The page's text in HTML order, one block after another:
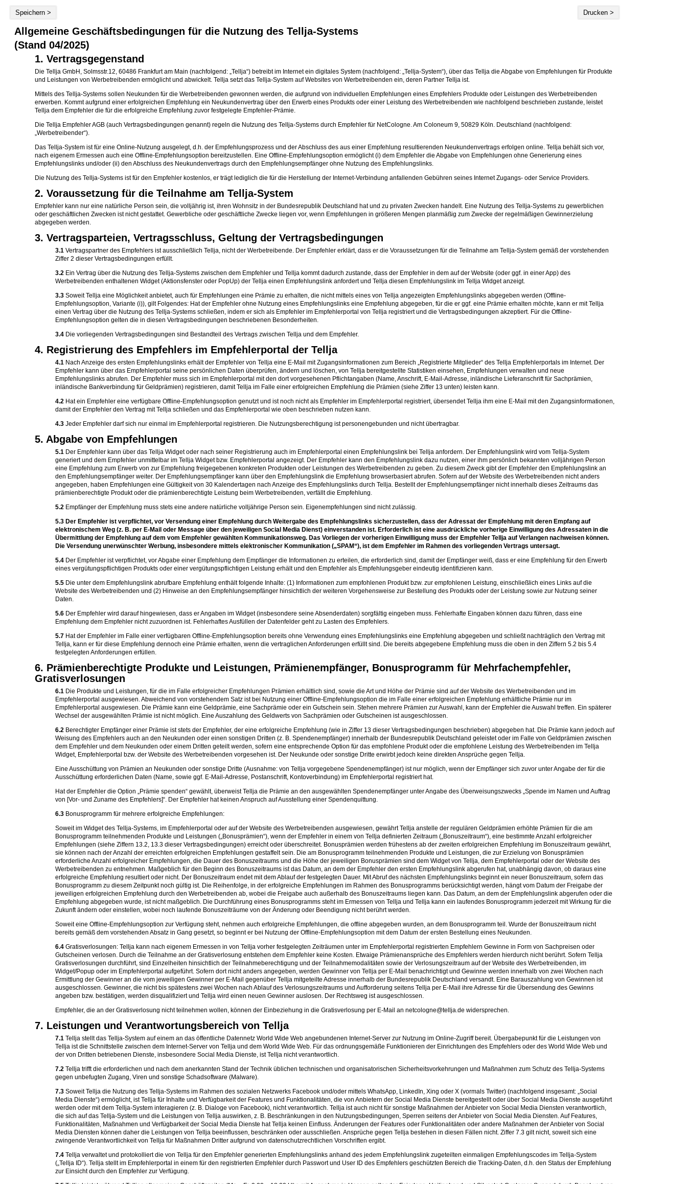
Speichern > Drucken >
Allgemeine Geschäftsbedingungen für die Nutzung des Tellja-Systems
(Stand 04/2025)
1. Vertragsgegenstand
Die Tellja GmbH, Solmsstr.12, 60486 Frankfurt am Main (nachfolgend: „Tellja“) betreibt im Internet ein digitales System (nachfolgend: „Tellja-System“), über das Tellja die Abgabe von Empfehlungen für Produkte
und Leistungen von Werbetreibenden ermöglicht und abwickelt. Tellja setzt das Tellja-System auf Websites von Werbetreibenden ein, deren Partner Tellja ist.
Mittels des Tellja-Systems sollen Neukunden für die Werbetreibenden gewonnen werden, die aufgrund von individuellen Empfehlungen eines Empfehlers Produkte oder Leistungen des Werbetreibenden
erwerben. Kommt aufgrund einer erfolgreichen Empfehlung ein Neukundenvertrag über den Erwerb eines Produkts oder einer Leistung des Werbetreibenden wie nachfolgend beschrieben zustande, leistet
Tellja dem Empfehler die für die erfolgreiche Empfehlung zuvor festgelegte Empfehler-Prämie.
Die Tellja Empfehler AGB (auch Vertragsbedingungen genannt) regeln die Nutzung des Tellja-Systems durch Empfehler für NetCologne. Am Coloneum 9, 50829 Köln. Deutschland (nachfolgend:
„Werbetreibender“).
Das Tellja-System ist für eine Online-Nutzung ausgelegt, d.h. der Empfehlungsprozess und der Abschluss des aus einer Empfehlung resultierenden Neukundenvertrags erfolgen online. Tellja behält sich vor,
nach eigenem Ermessen auch eine Offline-Empfehlungsoption bereitzustellen. Eine Offline-Empfehlungsoption ermöglicht (i) dem Empfehler die Abgabe von Empfehlungen ohne Generierung eines
Empfehlungslinks und/oder (ii) den Abschluss des Neukundenvertrags durch den Empfehlungsempfänger ohne Nutzung des Empfehlungslinks.
Die Nutzung des Tellja-Systems ist für den Empfehler kostenlos, er trägt lediglich die für die Herstellung der Internet-Verbindung anfallenden Gebühren seines Internet Zugangs- oder Service Providers.
2. Voraussetzung für die Teilnahme am Tellja-System
Empfehler kann nur eine natürliche Person sein, die volljährig ist, ihren Wohnsitz in der Bundesrepublik Deutschland hat und zu privaten Zwecken handelt. Eine Nutzung des Tellja-Systems zu gewerblichen
oder geschäftlichen Zwecken ist nicht gestattet. Gewerbliche oder geschäftliche Zwecke liegen vor, wenn Empfehlungen in größeren Mengen planmäßig zum Zwecke der regelmäßigen Gewinnerzielung
abgegeben werden.
3. Vertragsparteien, Vertragsschluss, Geltung der Vertragsbedingungen
3.1 Vertragspartner des Empfehlers ist ausschließlich Tellja, nicht der Werbetreibende. Der Empfehler erklärt, dass er die Voraussetzungen für die Teilnahme am Tellja-System gemäß der vorstehenden
Ziffer 2 dieser Vertragsbedingungen erfüllt.
3.2 Ein Vertrag über die Nutzung des Tellja-Systems zwischen dem Empfehler und Tellja kommt dadurch zustande, dass der Empfehler in dem auf der Website (oder ggf. in einer App) des
Werbetreibenden enthaltenen Widget (Aktionsfenster oder PopUp) der Tellja einen Empfehlungslink anfordert und Tellja diesen Empfehlungslink im Tellja Widget anzeigt.
3.3 Soweit Tellja eine Möglichkeit anbietet, auch für Empfehlungen eine Prämie zu erhalten, die nicht mittels eines von Tellja angezeigten Empfehlungslinks abgegeben werden (Offline-
Empfehlungsoption, Variante (i)), gilt Folgendes: Hat der Empfehler ohne Nutzung eines Empfehlungslinks eine Empfehlung abgegeben, für die er ggf. eine Prämie erhalten möchte, kann er mit Tellja
einen Vertrag über die Nutzung des Tellja-Systems schließen, indem er sich als Empfehler im Empfehlerportal von Tellja registriert und die Vertragsbedingungen akzeptiert. Für die Offline-
Empfehlungsoption gelten die in diesen Vertragsbedingungen beschriebenen Besonderheiten.
3.4 Die vorliegenden Vertragsbedingungen sind Bestandteil des Vertrags zwischen Tellja und dem Empfehler.
4. Registrierung des Empfehlers im Empfehlerportal der Tellja
4.1 Nach Anzeige des ersten Empfehlungslinks erhält der Empfehler von Tellja eine E-Mail mit Zugangsinformationen zum Bereich „Registrierte Mitglieder“ des Tellja Empfehlerportals im Internet. Der
Empfehler kann über das Empfehlerportal seine persönlichen Daten überprüfen, ändern und löschen, von Tellja bereitgestellte Statistiken einsehen, Empfehlungen verwalten und neue
Empfehlungslinks abrufen. Der Empfehler muss sich im Empfehlerportal mit den dort vorgesehenen Pflichtangaben (Name, Anschrift, E-Mail-Adresse, inländische Lieferanschrift für Sachprämien,
inländische Bankverbindung für Geldprämien) registrieren, damit Tellja im Falle einer erfolgreichen Empfehlung die Prämien (siehe Ziffer 13 unten) leisten kann.
4.2 Hat ein Empfehler eine verfügbare Offline-Empfehlungsoption genutzt und ist noch nicht als Empfehler im Empfehlerportal registriert, übersendet Tellja ihm eine E-Mail mit den Zugangsinformationen,
damit der Empfehler den Vertrag mit Tellja schließen und das Empfehlerportal wie oben beschrieben nutzen kann.
4.3 Jeder Empfehler darf sich nur einmal im Empfehlerportal registrieren. Die Nutzungsberechtigung ist personengebunden und nicht übertragbar.
5. Abgabe von Empfehlungen
5.1 Der Empfehler kann über das Tellja Widget oder nach seiner Registrierung auch im Empfehlerportal einen Empfehlungslink bei Tellja anfordern. Der Empfehlungslink wird vom Tellja-System
generiert und dem Empfehler unmittelbar im Tellja Widget bzw. Empfehlerportal angezeigt. Der Empfehler kann den Empfehlungslink dazu nutzen, einer ihm persönlich bekannten volljährigen Person
eine Empfehlung zum Erwerb von zur Empfehlung freigegebenen konkreten Produkten oder Leistungen des Werbetreibenden zu geben. Zu diesem Zweck gibt der Empfehler den Empfehlungslink an
den Empfehlungsempfänger weiter. Der Empfehlungsempfänger kann über den Empfehlungslink die Empfehlung browserbasiert abrufen. Sofern auf der Website des Werbetreibenden nicht anders
angegeben, haben Empfehlungen eine Gültigkeit von 30 Kalendertagen nach Anzeige des Empfehlungslinks durch Tellja. Bestellt der Empfehlungsempfänger nicht innerhalb dieses Zeitraums das
prämienberechtigte Produkt oder die prämienberechtigte Leistung beim Werbetreibenden, verfällt die Empfehlung.
5.2 Empfänger der Empfehlung muss stets eine andere natürliche volljährige Person sein. Eigenempfehlungen sind nicht zulässig.
5.3 Der Empfehler ist verpflichtet, vor Versendung einer Empfehlung durch Weitergabe des Empfehlungslinks sicherzustellen, dass der Adressat der Empfehlung mit deren Empfang auf
elektronischem Weg (z. B. per E-Mail oder Message über den jeweiligen Social Media Dienst) einverstanden ist. Erforderlich ist eine ausdrückliche vorherige Einwilligung des Adressaten in die
Übermittlung der Empfehlung auf dem vom Empfehler gewählten Kommunikationsweg. Das Vorliegen der vorherigen Einwilligung muss der Empfehler Tellja auf Verlangen nachweisen können.
Die Versendung unerwünschter Werbung, insbesondere mittels elektronischer Kommunikation („SPAM“), ist dem Empfehler im Rahmen des vorliegenden Vertrags untersagt.
5.4 Der Empfehler ist verpflichtet, vor Abgabe einer Empfehlung dem Empfänger die Informationen zu erteilen, die erforderlich sind, damit der Empfänger weiß, dass er eine Empfehlung für den Erwerb
eines vergütungspflichtigen Produkts oder einer vergütungspflichtigen Leistung erhält und den Empfehler als Empfehlungsgeber eindeutig identifizieren kann.
5.5 Die unter dem Empfehlungslink abrufbare Empfehlung enthält folgende Inhalte: (1) Informationen zum empfohlenen Produkt bzw. zur empfohlenen Leistung, einschließlich eines Links auf die
Website des Werbetreibenden und (2) Hinweise an den Empfehlungsempfänger hinsichtlich der weiteren Vorgehensweise zur Bestellung des Produkts oder der Leistung sowie zur Nutzung seiner
Daten.
5.6 Der Empfehler wird darauf hingewiesen, dass er Angaben im Widget (insbesondere seine Absenderdaten) sorgfältig eingeben muss. Fehlerhafte Eingaben können dazu führen, dass eine
Empfehlung dem Empfehler nicht zuzuordnen ist. Fehlerhaftes Ausfüllen der Datenfelder geht zu Lasten des Empfehlers.
5.7 Hat der Empfehler im Falle einer verfügbaren Offline-Empfehlungsoption bereits ohne Verwendung eines Empfehlungslinks eine Empfehlung abgegeben und schließt nachträglich den Vertrag mit
Tellja, kann er für diese Empfehlung dennoch eine Prämie erhalten, wenn die vertraglichen Anforderungen erfüllt sind. Die bereits abgegebene Empfehlung muss die oben in den Ziffern 5.2 bis 5.4
festgelegten Anforderungen erfüllen.
6. Prämienberechtigte Produkte und Leistungen, Prämienempfänger, Bonusprogramm für Mehrfachempfehler,
Gratisverlosungen
6.1 Die Produkte und Leistungen, für die im Falle erfolgreicher Empfehlungen Prämien erhältlich sind, sowie die Art und Höhe der Prämie sind auf der Website des Werbetreibenden und im
Empfehlerportal ausgewiesen. Abweichend von vorstehendem Satz ist bei Nutzung einer Offline-Empfehlungsoption die im Falle einer erfolgreichen Empfehlung erhältliche Prämie nur im
Empfehlerportal ausgewiesen. Die Prämie kann eine Geldprämie, eine Sachprämie oder ein Gutschein sein. Stehen mehrere Prämien zur Auswahl, kann der Empfehler die Auswahl treffen. Ein späterer
Wechsel der ausgewählten Prämie ist nicht möglich. Eine Auszahlung des Geldwerts von Sachprämien oder Gutscheinen ist ausgeschlossen.
6.2 Berechtigter Empfänger einer Prämie ist stets der Empfehler, der eine erfolgreiche Empfehlung (wie in Ziffer 13 dieser Vertragsbedingungen beschrieben) abgegeben hat. Die Prämie kann jedoch auf
Weisung des Empfehlers auch an den Neukunden oder einen sonstigen Dritten (z. B. Spendenempfänger) innerhalb der Bundesrepublik Deutschland geleistet oder im Falle von Geldprämien zwischen
dem Empfehler und dem Neukunden oder einem Dritten geteilt werden, sofern eine entsprechende Option für das empfohlene Produkt oder die empfohlene Leistung des Werbetreibenden im Tellja
Widget, Empfehlerportal bzw. der Website des Werbetreibenden vorgesehen ist. Der Neukunde oder sonstige Dritte erwirbt jedoch keine direkten Ansprüche gegen Tellja.
Eine Ausschüttung von Prämien an Neukunden oder sonstige Dritte (Ausnahme: von Tellja vorgegebene Spendenempfänger) ist nur möglich, wenn der Empfänger sich zuvor unter Angabe der für die
Ausschüttung erforderlichen Daten (Name, sowie ggf. E-Mail-Adresse, Postanschrift, Kontoverbindung) im Empfehlerportal registriert hat.
Hat der Empfehler die Option „Prämie spenden“ gewählt, überweist Tellja die Prämie an den ausgewählten Spendenempfänger unter Angabe des Überweisungszwecks „Spende im Namen und Auftrag
von [Vor- und Zuname des Empfehlers]“. Der Empfehler hat keinen Anspruch auf Ausstellung einer Spendenquittung.
6.3 Bonusprogramm für mehrere erfolgreiche Empfehlungen:
Soweit im Widget des Tellja-Systems, im Empfehlerportal oder auf der Website des Werbetreibenden ausgewiesen, gewährt Tellja anstelle der regulären Geldprämien erhöhte Prämien für die am
Bonusprogramm teilnehmenden Produkte und Leistungen („Bonusprämien“), wenn der Empfehler in einem von Tellja definierten Zeitraum („Bonuszeitraum“), eine bestimmte Anzahl erfolgreicher
Empfehlungen (siehe Ziffern 13.2, 13.3 dieser Vertragsbedingungen) erreicht oder überschreitet. Bonusprämien werden frühestens ab der zweiten erfolgreichen Empfehlung im Bonuszeitraum gewährt,
sie können nach der Anzahl der erreichten erfolgreichen Empfehlungen gestaffelt sein. Die am Bonusprogramm teilnehmenden Produkte und Leistungen, die zur Erzielung von Bonusprämien
erforderliche Anzahl erfolgreicher Empfehlungen, die Dauer des Bonuszeitraums und die Höhe der jeweiligen Bonusprämien sind dem Widget von Tellja, dem Empfehlerportal oder der Website des
Werbetreibenden zu entnehmen. Maßgeblich für den Beginn des Bonuszeitraums ist das Datum, an dem der Empfehler den ersten Empfehlungslink abgerufen hat, unabhängig davon, ob daraus eine
erfolgreiche Empfehlung resultiert oder nicht. Der Bonuszeitraum endet mit dem Ablauf der festgelegten Dauer. Mit Abruf des nächsten Empfehlungslinks beginnt ein neuer Bonuszeitraum, sofern das
Bonusprogramm zu diesem Zeitpunkt noch gültig ist. Die Reihenfolge, in der erfolgreiche Empfehlungen im Rahmen des Bonusprogramms berücksichtigt werden, hängt vom Datum der Freigabe der
jeweiligen erfolgreichen Empfehlung durch den Werbetreibenden ab, wobei die Freigabe auch außerhalb des Bonuszeitraums liegen kann. Das Datum, an dem der Empfehlungslink abgerufen oder die
Empfehlung abgegeben wurde, ist nicht maßgeblich. Die Durchführung eines Bonusprogramms steht im Ermessen von Tellja und Tellja kann ein laufendes Bonusprogramm jederzeit mit Wirkung für die
Zukunft ändern oder einstellen, wobei noch laufende Bonuszeiträume von der Änderung oder Beendigung nicht berührt werden.
Soweit eine Offline-Empfehlungsoption zur Verfügung steht, nehmen auch erfolgreiche Empfehlungen, die offline abgegeben wurden, an dem Bonusprogramm teil. Wurde der Bonuszeitraum nicht
bereits gemäß dem vorstehenden Absatz in Gang gesetzt, so beginnt er bei Nutzung der Offline-Empfehlungsoption mit dem Datum der ersten Bestellung eines Neukunden.
6.4 Gratisverlosungen: Tellja kann nach eigenem Ermessen in von Tellja vorher festgelegten Zeiträumen unter im Empfehlerportal registrierten Empfehlern Gewinne in Form von Sachpreisen oder
Gutscheinen verlosen. Durch die Teilnahme an der Gratisverlosung entstehen dem Empfehler keine Kosten. Etwaige Prämienansprüche des Empfehlers werden hierdurch nicht berührt. Sofern Tellja
Gratisverlosungen durchführt, sind Einzelheiten hinsichtlich der Teilnahmeberechtigung und der Teilnahmemodalitäten sowie der Verlosungszeitraum auf der Website des Werbetreibenden, im
Widget/Popup oder im Empfehlerportal aufgeführt. Sofern dort nicht anders angegeben, werden Gewinner von Tellja per E-Mail benachrichtigt und Gewinne werden innerhalb von zwei Wochen nach
Ermittlung der Gewinner an die vom jeweiligen Gewinner per E-Mail gegenüber Tellja mitgeteilte Adresse innerhalb der Bundesrepublik Deutschland versandt. Eine Barauszahlung von Gewinnen ist
ausgeschlossen. Gewinner, die nicht bis spätestens zwei Wochen nach Ablauf des Verlosungszeitraums und Aufforderung seitens Tellja per E-Mail ihre Adresse für die Übersendung des Gewinns
angeben bzw. bestätigen, werden disqualifiziert und Tellja wird einen neuen Gewinner auslosen. Der Rechtsweg ist ausgeschlossen.
Empfehler, die an der Gratisverlosung nicht teilnehmen wollen, können der Einbeziehung in die Gratisverlosung per E-Mail an netcologne@tellja.de widersprechen.
7. Leistungen und Verantwortungsbereich von Tellja
7.1 Tellja stellt das Tellja-System auf einem an das öffentliche Datennetz World Wide Web angebundenen Internet-Server zur Nutzung im Online-Zugriff bereit. Übergabepunkt für die Leistungen von
Tellja ist die Schnittstelle zwischen dem Internet-Server von Tellja und dem World Wide Web. Für das ordnungsgemäße Funktionieren der Einrichtungen des Empfehlers oder des World Wide Web und
der von Dritten betriebenen Dienste, insbesondere Social Media Dienste, ist Tellja nicht verantwortlich.
7.2 Tellja trifft die erforderlichen und nach dem anerkannten Stand der Technik üblichen technischen und organisatorischen Sicherheitsvorkehrungen und Maßnahmen zum Schutz des Tellja-Systems
gegen unbefugten Zugang, Viren und sonstige Schadsoftware (Malware).
7.3 Soweit Tellja die Nutzung des Tellja-Systems im Rahmen des sozialen Netzwerks Facebook und/oder mittels WhatsApp, LinkedIn, Xing oder X (vormals Twitter) (nachfolgend insgesamt: „Social
Media Dienste“) ermöglicht, ist Tellja für Inhalte und Verfügbarkeit der Features und Funktionalitäten, die von Anbietern der Social Media Dienste bereitgestellt oder über Social Media Dienste ausgeführt
werden oder mit dem Tellja-System interagieren (z. B. Dialoge von Facebook), nicht verantwortlich. Tellja ist auch nicht für sonstige Maßnahmen der Anbieter von Social Media Diensten verantwortlich,
die sich auf das Tellja-System und die Leistungen von Tellja auswirken, z. B. Beschränkungen in den Nutzungsbedingungen, Sperren seitens der Anbieter von Social Media Diensten. Auf Features,
Funktionalitäten, Maßnahmen und Verfügbarkeit der Social Media Dienste hat Tellja keinen Einfluss. Änderungen der Features oder Funktionalitäten oder andere Maßnahmen der Anbieter von Social
Media Diensten können daher die Leistungen von Tellja beeinflussen, beschränken oder ausschließen. Ansprüche gegen Tellja bestehen in diesen Fällen nicht. Ziffer 7.3 gilt nicht, soweit sich eine
zwingende Verantwortlichkeit von Tellja für Maßnahmen Dritter aufgrund von datenschutzrechtlichen Vorschriften ergibt.
7.4 Tellja verwaltet und protokolliert die von Tellja für den Empfehler generierten Empfehlungslinks anhand des jedem Empfehlungslink zugeteilten einmaligen Empfehlungscodes im Tellja-System
(„Tellja ID“). Tellja stellt im Empfehlerportal in einem für den registrierten Empfehler durch Passwort und User ID des Empfehlers geschützten Bereich die Tracking-Daten, d.h. den Status der Empfehlung
zur Einsicht durch den Empfehler zur Verfügung.